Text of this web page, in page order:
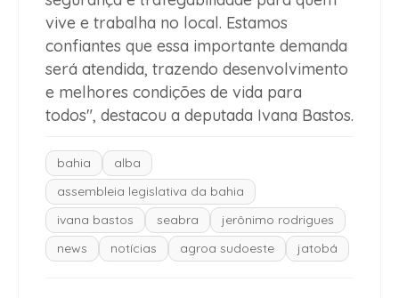
vive e trabalha no local. Estamos
confiantes que essa importante demanda
será atendida, trazendo desenvolvimento
e melhores condições de vida para
todos", destacou a deputada Ivana Bastos.
bahia
alba
assembleia legislativa da bahia
ivana bastos
seabra
jerônimo rodrigues
news
notícias agroa sudoeste jatobá